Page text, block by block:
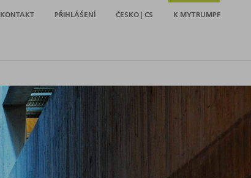
KONTAKT PŘIHLÁŠENÍ ČESKO | CS K MYTRUMPF